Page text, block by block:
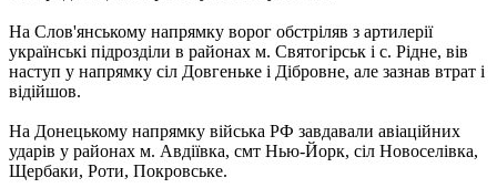
На Слов'янському напрямку ворог обстріляв з артилерії
українські підрозділи в районах м. Святогірськ і с. Рідне, вів
наступ у напрямку сіл Довгеньке і Дібровне, але зазнав втрат і
відійшов.
На Донецькому напрямку війська РФ завдавали авіаційних
ударів у районах м. Авдіївка, смт Нью-Йорк, сіл Новоселівка,
Щербаки, Роти, Покровське.